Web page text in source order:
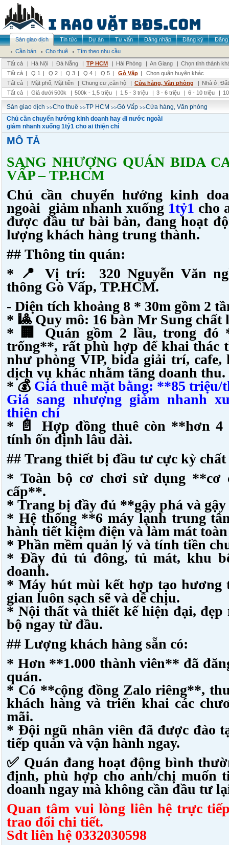
Sàn giao dịch Tin tức Dự án Tư vấn Đăng nhập Đăng ký
Đăng
Cần bán
Cho thuê
Tìm theo nhu cầu
Tất cả
| Hà Nội | Đà Nẵng | TP HCM | Hải Phòng | An Giang | Chọn tỉnh thành
Tất cả | Q 1 | Q 2 | Q 3 | Q 4 | Q 5 | Gò Vấp |
Chọn quận huyện khác
Tất cả
| Mặt phố, Mặt tiền | Chung cư ,căn hộ | Cửa hàng, Văn phòng | Nhà ở,
Tất cả
| Giá dưới 500k | 500k - 1,5 triệu | 1,5 - 3 triệu | 3 - 6 triệu | 6 - 10 triệu |
Sàn giao dịch >>Cho thuê >>TP HCM >>Gò Vấp >>Cửa hàng, Văn phòng
Chủ cần chuyển hướng kinh doanh hay đi nước ngoài
giảm nhanh xuống 1tỷ1 cho ai thiện chí
MÔ TẢ
SANG NHƯỢNG QUÁN BIDA
VẤP – TP.HCM
Chủ cần chuyển hướng kinh
ngoài giảm nhanh xuống 1tỷ1 cho
được đầu tư bài bản, đang hoạt
lượng khách hàng trung thành.
## Thông tin quán:
* 📍 Vị trí: 320 Nguyễn Văn
thông Gò Vấp, TP.HCM.
- Diện tích khoảng 8 * 30m gồm 2
* 🎱 Quy mô: 16 bàn Mr Sung chất
* 🏢 Quán gồm 2 lầu, trong đó
trống**, rất phù hợp để khai thác
như phòng VIP, bida giải trí, cafe,
dịch vụ khác nhằm tăng doanh thu.
* 💰 Giá thuê mặt bằng: **85 triệu/
Giá sang nhượng giảm nhanh
thiện chí
* 📄 Hợp đồng thuê còn **hơn 4
tính ổn định lâu dài.
## Trang thiết bị đầu tư cực kỳ
* Toàn bộ cơ chơi sử dụng **cơ
cấp**.
* Trang bị đầy đủ **gậy phá và
* Hệ thống **6 máy lạnh trung
hành tiết kiệm điện và làm mát
* Phần mềm quản lý và tính tiền
* Đầy đủ tủ đông, tủ mát, khu
doanh.
* Máy hút mùi kết hợp tạo hương
gian luôn sạch sẽ và dễ chịu.
* Nội thất và thiết kế hiện đại, đẹp
bộ ngay từ đầu.
## Lượng khách hàng sẵn có:
* Hơn **1.000 thành viên** đã
quán.
* Có **cộng đồng Zalo riêng**,
khách hàng và triển khai các
mãi.
* Đội ngũ nhân viên đã được đào
tiếp quản và vận hành ngay.
✅ Quán đang hoạt động bình
định, phù hợp cho anh/chị muốn
doanh ngay mà không cần đầu tư
Quan tâm vui lòng liên hệ trực
trao đổi chi tiết.
Sdt liên hệ 0332030598